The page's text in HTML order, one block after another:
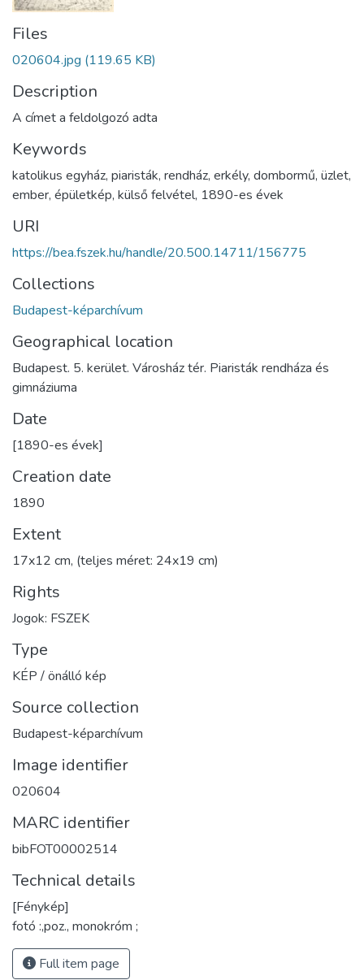
Files
020604.jpg (119.65 KB)
Description
A címet a feldolgozó adta
Keywords
katolikus egyház, piaristák, rendház, erkély, dombormű, üzlet,
ember, épületkép, külső felvétel, 1890-es évek
URI
https://bea.fszek.hu/handle/20.500.14711/156775
Collections
Budapest-képarchívum
Geographical location
Budapest. 5. kerület. Városház tér. Piaristák rendháza és
gimnáziuma
Date
[1890-es évek]
Creation date
1890
Extent
17x12 cm, (teljes méret: 24x19 cm)
Rights
Jogok: FSZEK
Type
KÉP / önálló kép
Source collection
Budapest-képarchívum
Image identifier
020604
MARC identifier
bibFOT00002514
Technical details
[Fénykép]
fotó :,poz., monokróm ;
Full item page